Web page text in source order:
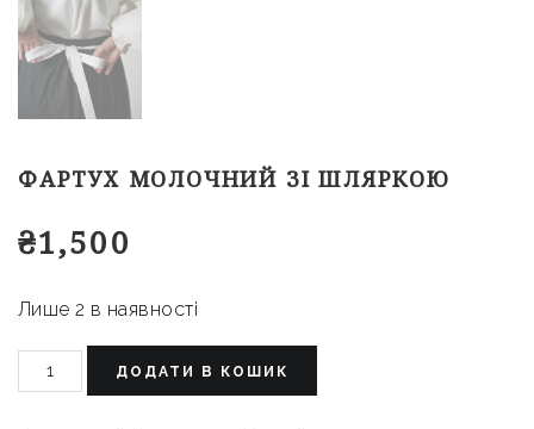
ФАРТУХ МОЛОЧНИЙ ЗІ ШЛЯРКОЮ
₴1,500
Лише 2 в наявності
ДОДАТИ В КОШИК